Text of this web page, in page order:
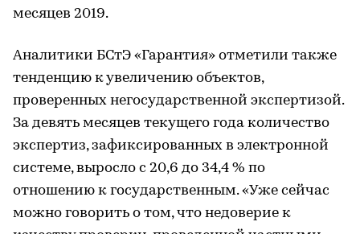
месяцев 2019.
Аналитики БСтЭ «Гарантия» отметили также
тенденцию к увеличению объектов,
проверенных негосударственной экспертизой.
За девять месяцев текущего года количество
экспертиз, зафиксированных в электронной
системе, выросло с 20,6 до 34,4 % по
отношению к государственным. «Уже сейчас
можно говорить о том, что недоверие к